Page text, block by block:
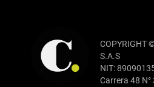
COPYRIGHT
S.A.S
NIT:
Carrera 48 N°